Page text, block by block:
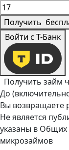
Получить
Войти с Т-Банк
Получить займ
До
Вы возвращаете
Не является
указаны в Общих
микрозаймов